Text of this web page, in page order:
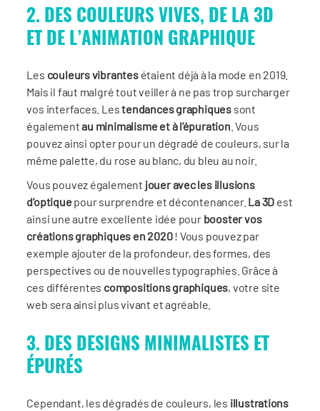
2. DES COULEURS VIVES, DE LA 3D
ET DE L’ANIMATION GRAPHIQUE
Les couleurs vibrantesétaient déjà à la mode en 2019.
Mais il faut malgré tout veiller à ne pas trop surcharger
vos interfaces. Lestendances graphiques sont
égalementau minimalisme et à l’épuration . Vous
pouvez ainsi opter pour un dégradé de couleurs, sur la
même palette, du rose au blanc, du bleu au noir.
Vous pouvez également jouer avec les illusions
d’optiquepour surprendre et décontenancer. La 3D est
ainsi une autre excellente idée pour booster vos
créations graphiques en 2020! Vous pouvez par
exemple ajouter de la profondeur, des formes, des
perspectives ou de nouvelles typographies. Grâce à
ces différentes compositions graphiques, votre site
web sera ainsi plus vivant et agréable.
3. DES DESIGNS MINIMALISTES ET
ÉPURÉS
Cependant, les dégradés de couleurs, les illustrations